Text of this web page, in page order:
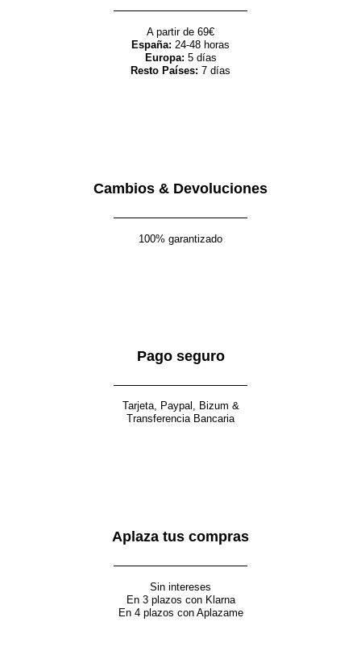
A partir de 69€
España: 24-48 horas
Europa: 5 días
Resto Países: 7 días
Cambios & Devoluciones
100% garantizado
Pago seguro
Tarjeta, Paypal, Bizum &
Transferencia Bancaria
Aplaza tus compras
Sin intereses
En 3 plazos con Klarna
En 4 plazos con Aplazame